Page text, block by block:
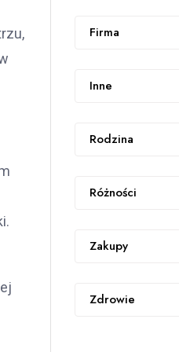
Firma
Inne
Rodzina
Różności
Zakupy
Zdrowie